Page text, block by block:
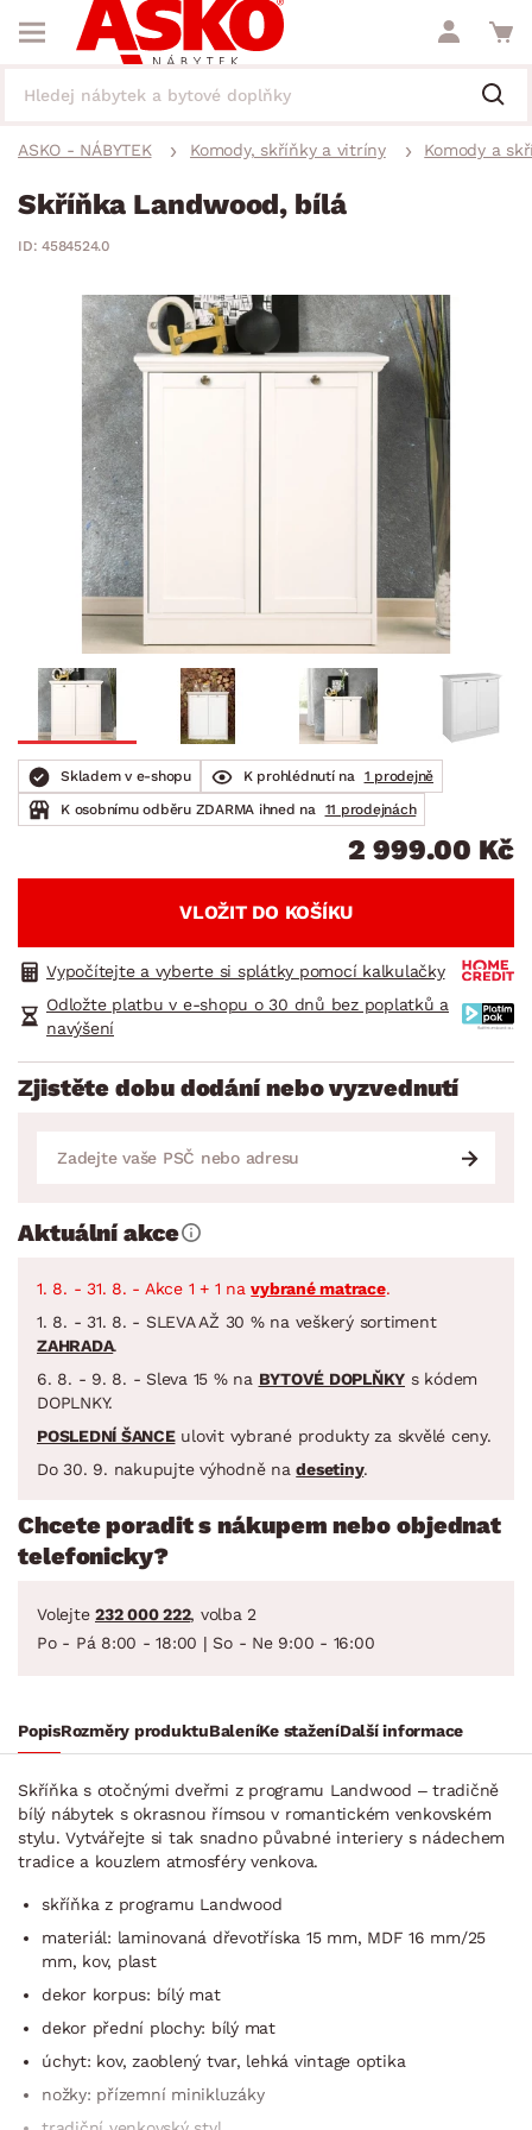
ASKO - NÁBYTEK Komody, skříňky a vitríny Komody a
Skříňka Landwood, bílá
ID: 4584524.0
Skladem v e-shopu K prohlédnutí na
1 prodejně
K osobnímu odběru ZDARMA ihned na
11 prodejnách
2 999.00 Kč
VLOŽIT DO KOŠÍKU
Vypočítejte a vyberte si splátky pomocí kalkulačky
Odložte platbu v e-shopu o 30 dnů bez poplatků a
navýšení
Zjistěte dobu dodání nebo vyzvednutí
Aktuální akce
1. 8. - 31. 8. - Akce 1 + 1 navybrané matrace.
1. 8. - 31. 8. - SLEVA AŽ 30 % na veškerý sortiment
ZAHRADA.
6. 8. - 9. 8. - Sleva 15 % na BYTOVÉ DOPLŇKY s kódem
DOPLNKY.
POSLEDNÍ ŠANCEulovit vybrané produkty za skvělé ceny.
Do 30. 9. nakupujte výhodně nadesetiny.
Chcete poradit s nákupem nebo objednat
telefonicky?
Volejte 232 000 222, volba 2
Po - Pá 8:00 - 18:00 | So - Ne 9:00 - 16:00
PopisRozměry produktuBaleníKe staženíDalší informace
Skříňka s otočnými dveřmi z programu Landwood – tradičně
bílý nábytek s okrasnou římsou v romantickém venkovském
stylu. Vytvářejte si tak snadno půvabné interiery s nádechem
tradice a kouzlem atmosféry venkova.
skříňka z programu Landwood
materiál: laminovaná dřevotříska 15 mm, MDF 16 mm/25
mm, kov, plast
dekor korpus: bílý mat
dekor přední plochy: bílý mat
úchyt: kov, zaoblený tvar, lehká vintage optika
nožky: přízemní minikluzáky